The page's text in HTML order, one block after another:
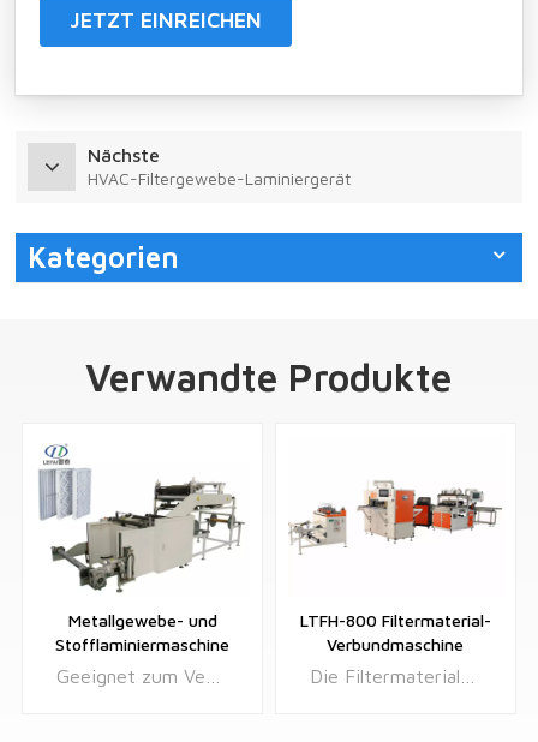
JETZT EINREICHEN
Nächste
HVAC-Filtergewebe-Laminiergerät
Kategorien
Verwandte Produkte
Metallgewebe- und
Stofflaminiermaschine
LTFH-800 Filtermaterial-
Verbundmaschine